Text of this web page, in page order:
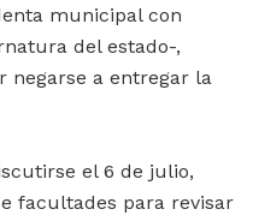
municipal con
del estado-,
negarse a entregar la
el 6 de julio,
facultades para revisar